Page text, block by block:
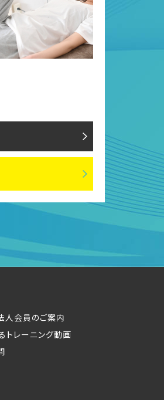
人会員のご案内
トレーニング動画